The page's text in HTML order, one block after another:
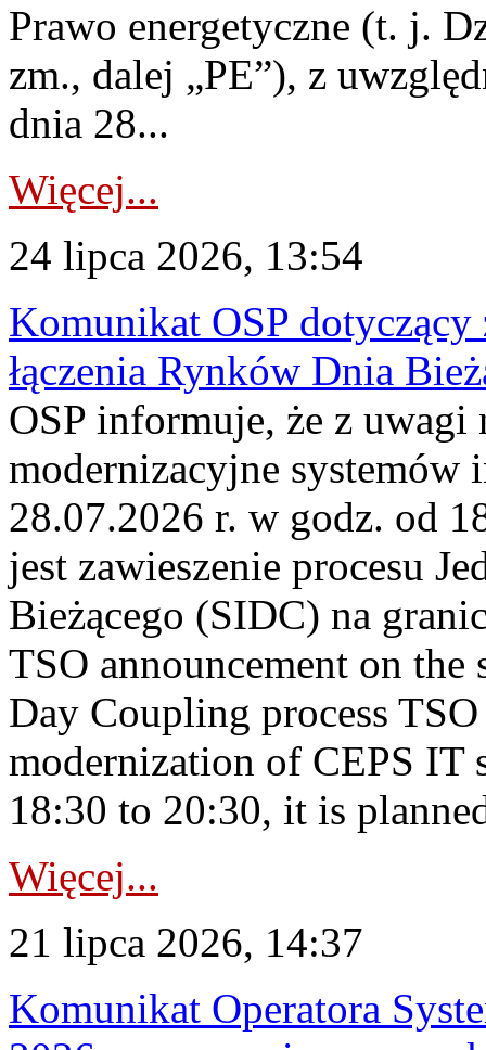
Prawo energetyczne (t. j.
zm., dalej „PE”), z
dnia 28...
Więcej...
24 lipca 2026, 13:54
Komunikat OSP dotyczący
łączenia Rynków Dnia
OSP informuje, że z uwagi
modernizacyjne
28.07.2026 r. w godz. od
jest zawieszenie procesu
Bieżącego (SIDC) na
TSO announcement on
Day Coupling process
modernization of CEPS IT
18:30 to 20:30, it is
Więcej...
21 lipca 2026, 14:37
Komunikat Operatora